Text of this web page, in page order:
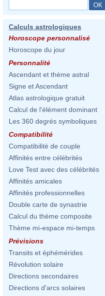
Calculs astrologiques
Horoscope personnalisé
Horoscope du jour
Personnalité
Ascendant et thème astral
Signe et Ascendant
Atlas astrologique gratuit
Calcul de l'élément dominant
Les 360 degrés symboliques
Compatibilité
Compatibilité de couple
Affinités entre célébrités
Love Test avec des célébrités
Affinités amicales
Affinités professionnelles
Double carte de synastrie
Calcul du thème composite
Thème mi-espace mi-temps
Prévisions
Transits et éphémérides
Révolution solaire
Directions secondaires
Directions d'arcs solaires